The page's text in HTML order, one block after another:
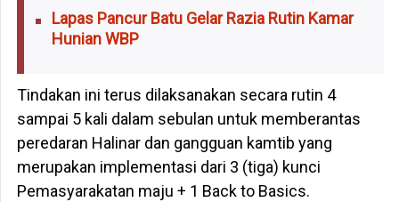
Lapas Pancur Batu Gelar Razia Rutin Kamar
Hunian WBP
Tindakan ini terus dilaksanakan secara rutin 4
sampai 5 kali dalam sebulan untuk memberantas
peredaran Halinar dan gangguan kamtib yang
merupakan implementasi dari 3 (tiga) kunci
Pemasyarakatan maju + 1 Back to Basics.